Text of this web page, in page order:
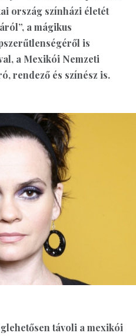
ország színházi életét
a mágikus
is
a Mexikói Nemzeti
rendező és színész is.
távoli a mexikói